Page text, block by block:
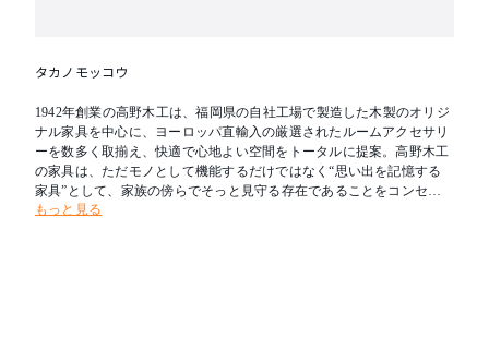
タカノモッコウ
1942年創業の高野木工は、福岡県の自社工場で製造した木製のオリジ
ナル家具を中心に、ヨーロッパ直輸入の厳選されたルームアクセサリ
ーを数多く取揃え、快適で心地よい空間をトータルに提案。高野木工
の家具は、ただモノとして機能するだけではなく“思い出を記憶する
家具”として、家族の傍らでそっと見守る存在であることをコンセプ
トにしています。
もっと見る